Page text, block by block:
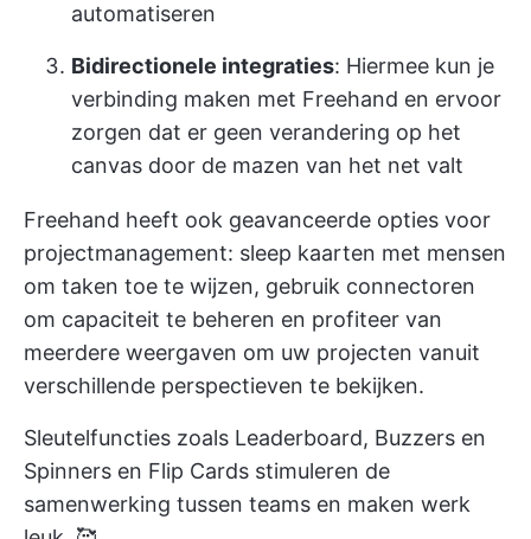
automatiseren
Bidirectionele integraties: Hiermee kun je
verbinding maken met Freehand en ervoor
zorgen dat er geen verandering op het
canvas door de mazen van het net valt
Freehand heeft ook geavanceerde opties voor
projectmanagement: sleep kaarten met mensen
om taken toe te wijzen, gebruik connectoren
om capaciteit te beheren en profiteer van
meerdere weergaven om uw projecten vanuit
verschillende perspectieven te bekijken.
Sleutelfuncties zoals Leaderboard, Buzzers en
Spinners en Flip Cards stimuleren de
samenwerking tussen teams en maken werk